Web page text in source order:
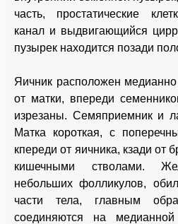
часть, простатические
канал и выдвигающийся
пузырек находится позади
Яичник расположен
от матки, впереди
изрезаны. Семяприемник и
Матка короткая, с
кпереди от яичника, кзади
кишечными стволами.
небольших фолликулов,
части тела, главным
соединяются на